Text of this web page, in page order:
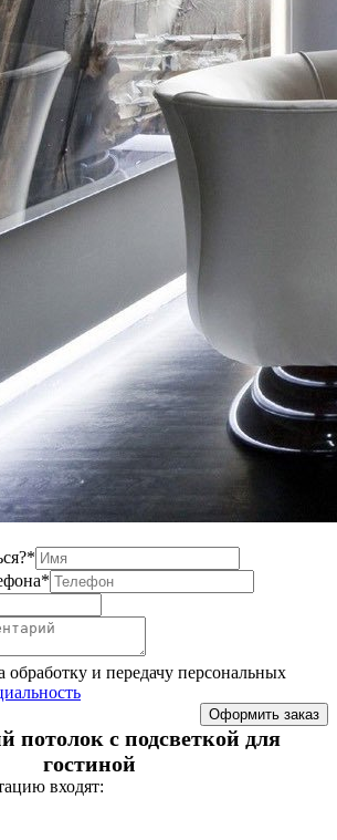
*
*
обработку и передачу персональных
потолок с подсветкой для
гостиной
входят: